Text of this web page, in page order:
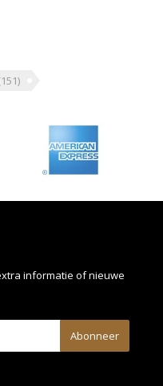
informatie of nieuwe
Abonneer